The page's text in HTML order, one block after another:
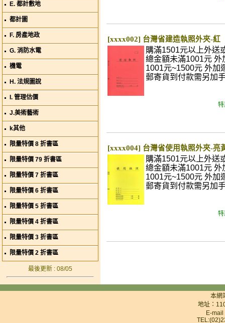
E. 都計敷地
都計圖
F. 房產地政
G. 消防水電
機電
H. 法規圖說
I. 管理估價
J.美術藝術
k其他
限量特價 8 折書區
限量特價 79 折書區
限量特價 7 折書區
限量特價 6 折書區
限量特價 5 折書區
限量特價 4 折書區
限量特價 3 折書區
限量特價 2 折書區
最後更新 : 08/05
[xxxx002] 台灣省建造執照外夾-紅
購滿1501元以上外送
總金額未滿1001元 外
1001元~1500元 外加
郵寄貨到付款需另加
特
[xxxx004] 台灣省使用執照外夾-亮
購滿1501元以上外送
總金額未滿1001元 外
1001元~1500元 外加
郵寄貨到付款需另加
特
本網
地址：
E-